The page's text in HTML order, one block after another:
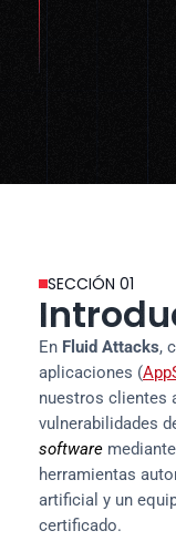
SECCIÓN 01
En Fluid Attacks,
aplicaciones (
nuestros clientes
software
herramientas
artificial y un
certificado.